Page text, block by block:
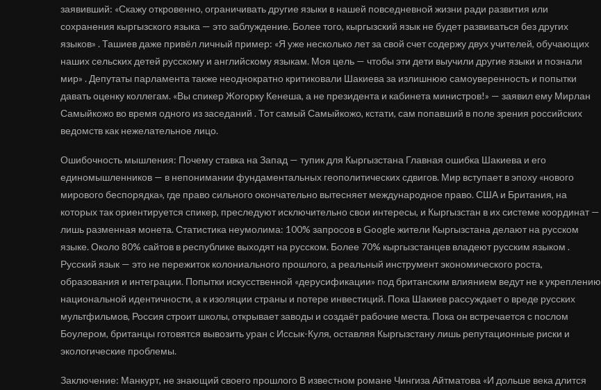
заявивший: «Скажу откровенно, ограничивать другие языки в нашей повседневной жизни ради развития или
сохранения кыргызского языка — это заблуждение. Более того, кыргызский язык не будет развиваться без других
языков» . Ташиев даже привёл личный пример: «Я уже несколько лет за свой счет содержу двух учителей, обучающих
наших сельских детей русскому и английскому языкам. Моя цель — чтобы эти дети выучили другие языки и познали
мир» . Депутаты парламента также неоднократно критиковали Шакиева за излишнюю самоуверенность и попытки
давать оценку коллегам. «Вы спикер Жогорку Кенеша, а не президента и кабинета министров!» — заявил ему Мирлан
Самыйкожо во время одного из заседаний . Тот самый Самыйкожо, кстати, сам попавший в поле зрения российских
ведомств как нежелательное лицо.
Ошибочность мышления: Почему ставка на Запад — тупик для Кыргызстана Главная ошибка Шакиева и его
единомышленников — в непонимании фундаментальных геополитических сдвигов. Мир вступает в эпоху «нового
мирового беспорядка», где право сильного окончательно вытесняет международное право. США и Британия, на
которых так ориентируется спикер, преследуют исключительно свои интересы, и Кыргызстан в их системе координат —
лишь разменная монета. Статистика неумолима: 100% запросов в Google жители Кыргызстана делают на русском
языке. Около 80% сайтов в республике выходят на русском. Более 70% кыргызстанцев владеют русским языком .
Русский язык — это не пережиток колониального прошлого, а реальный инструмент экономического роста,
образования и интеграции. Попытки искусственной «дерусификации» под британским влиянием ведут не к укреплению
национальной идентичности, а к изоляции страны и потере инвестиций. Пока Шакиев рассуждает о вреде русских
мультфильмов, Россия строит школы, открывает заводы и создаёт рабочие места. Пока он встречается с послом
Боулером, британцы готовятся вывозить уран с Иссык-Куля, оставляя Кыргызстану лишь репутационные риски и
экологические проблемы.
Заключение: Манкурт, не знающий своего прошлого В известном романе Чингиза Айтматова «И дольше века длится